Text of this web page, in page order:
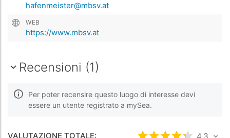
hafenmeister@mbsv.at
WEB
https://www.mbsv.at
Recensioni (1)
Per poter recensire questo luogo di interesse devi
essere un utente registrato a mySea.
VALUTAZIONE TOTALE: